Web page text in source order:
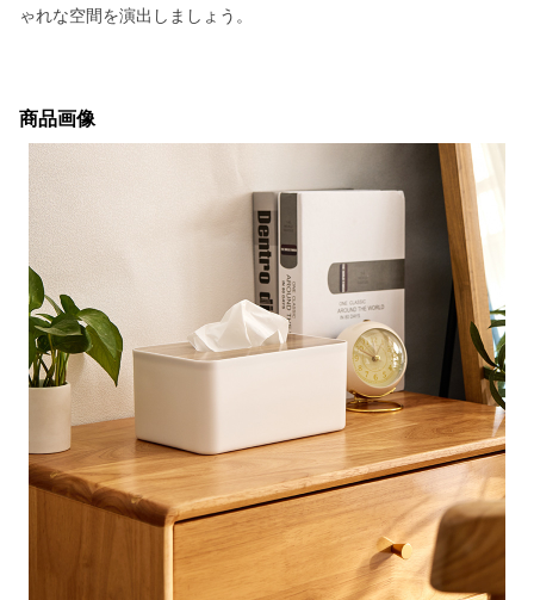
ゃれな空間を演出しましょう。
商品画像